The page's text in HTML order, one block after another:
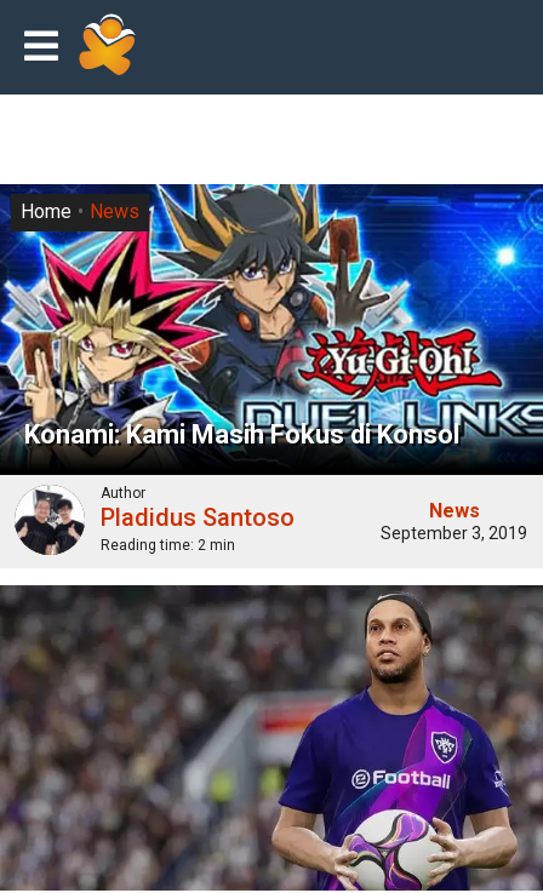
Konami: Kami Masih Fokus di Konsol
Home News
Author
Pladidus Santoso
Reading time: 2 min
News
September 3, 2019